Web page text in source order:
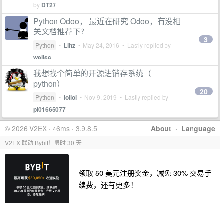
by DT27
Python Odoo， 最近在研究 Odoo，有没相
关文档推荐下？
Python • Lihz • May 24, 2016 • Lastly replied by
wellsc
3
我想找个简单的开源进销存系统（
python）
Python • ioiioi • Nov 9, 2019 • Lastly replied by
pl01665077
20
About · Language
© 2026 V2EX · 46ms · 3.9.8.5
V2EX 联动 Bybit！限时 30 天
领取 50 美元注册奖金，减免 30% 交易手
续费，还有更多！